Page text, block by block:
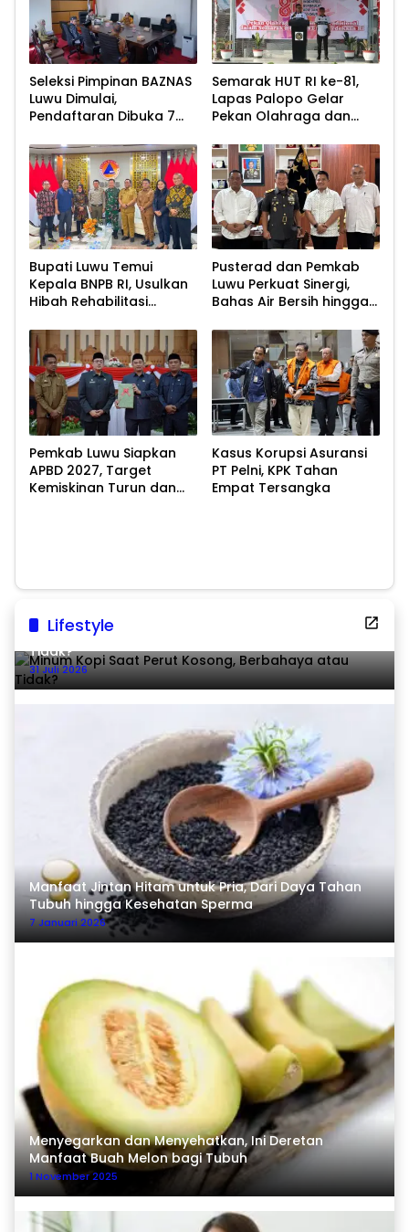
Seleksi Pimpinan BAZNAS
Luwu Dimulai,
Pendaftaran Dibuka 7
Semarak HUT RI ke-81,
Lapas Palopo Gelar
Pekan Olahraga dan
Bupati Luwu Temui
Kepala BNPB RI, Usulkan
Hibah Rehabilitasi
Pusterad dan Pemkab
Luwu Perkuat Sinergi,
Bahas Air Bersih hingga
Pascabencana
Pemkab Luwu Siapkan
APBD 2027, Target
Kemiskinan Turun dan
Kasus Korupsi Asuransi
PT Pelni, KPK Tahan
Empat Tersangka
Lifestyle
Minum Kopi Saat Perut Kosong, Berbahaya atau
Tidak?
31 Juli 2026
Manfaat Jintan Hitam untuk Pria, Dari Daya Tahan
Tubuh hingga Kesehatan Sperma
7 Januari 2026
Menyegarkan dan Menyehatkan, Ini Deretan
Manfaat Buah Melon bagi Tubuh
1 November 2025